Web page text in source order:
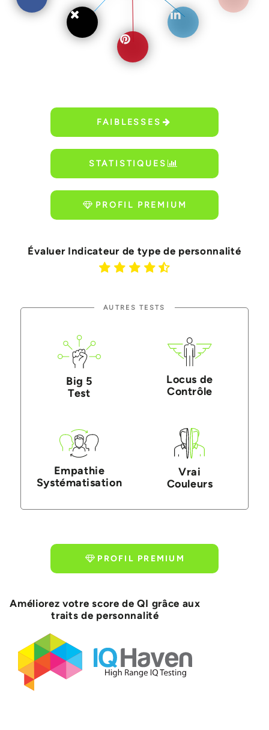
FAIBLESSES
STATISTIQUES
PROFIL PREMIUM
Évaluer Indicateur de type de personnalité
AUTRES TESTS
Big 5
Test
Locus de
Contrôle
Empathie
Systématisation
Vrai
Couleurs
PROFIL PREMIUM
Améliorez votre score de QI grâce aux
traits de personnalité